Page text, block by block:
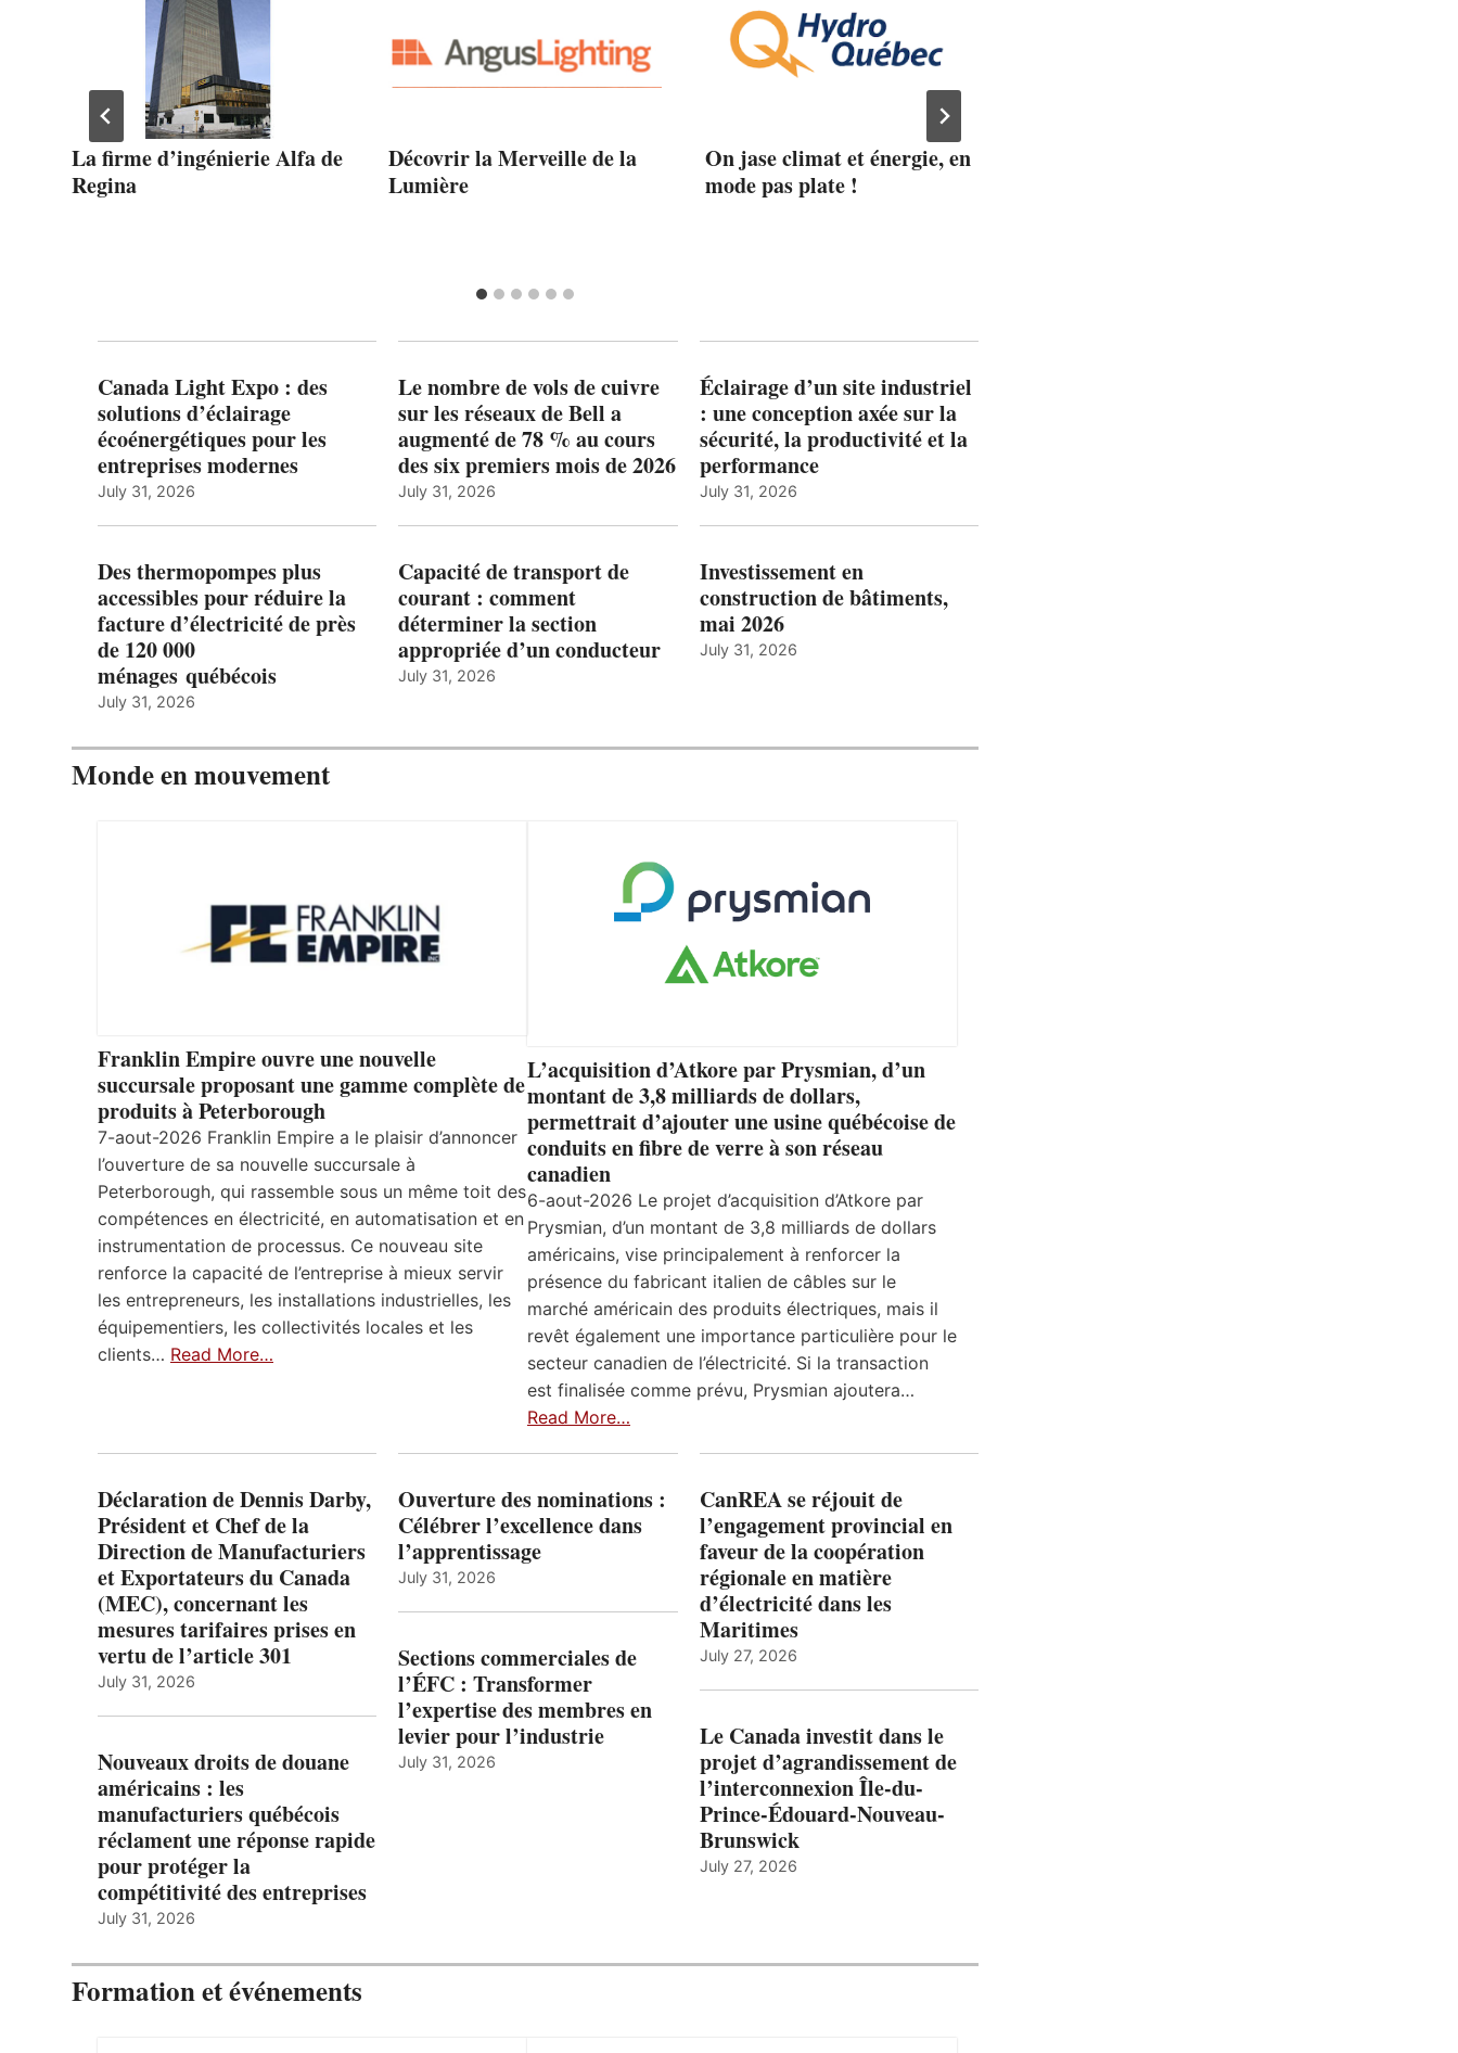
La firme d’ingénierie Alfa de
Regina
Décovrir la Merveille de la
Lumière
On jase climat et énergie, en
mode pas plate !
Canada Light Expo : des
solutions d’éclairage
écoénergétiques pour les
entreprises modernes
July 31, 2026
Des thermopompes plus
accessibles pour réduire la
facture d’électricité de près
de 120 000
ménages québécois
July 31, 2026
Le nombre de vols de cuivre
sur les réseaux de Bell a
augmenté de 78 % au cours
des six premiers mois de 2026
July 31, 2026
Capacité de transport de
courant : comment
déterminer la section
appropriée d’un conducteur
July 31, 2026
Éclairage d’un site industriel
: une conception axée sur la
sécurité, la productivité et la
performance
July 31, 2026
Investissement en
construction de bâtiments,
mai 2026
July 31, 2026
Monde en mouvement
Franklin Empire ouvre une nouvelle
succursale proposant une gamme complète de
produits à Peterborough
7-aout-2026 Franklin Empire a le plaisir d’annoncer
l’ouverture de sa nouvelle succursale à
Peterborough, qui rassemble sous un même toit des
compétences en électricité, en automatisation et en
instrumentation de processus. Ce nouveau site
renforce la capacité de l’entreprise à mieux servir
les entrepreneurs, les installations industrielles, les
équipementiers, les collectivités locales et les
clients… Read More…
L’acquisition d’Atkore par Prysmian, d’un
montant de 3,8 milliards de dollars,
permettrait d’ajouter une usine québécoise de
conduits en fibre de verre à son réseau
canadien
6-aout-2026 Le projet d’acquisition d’Atkore par
Prysmian, d’un montant de 3,8 milliards de dollars
américains, vise principalement à renforcer la
présence du fabricant italien de câbles sur le
marché américain des produits électriques, mais il
revêt également une importance particulière pour le
secteur canadien de l’électricité. Si la transaction
est finalisée comme prévu, Prysmian ajoutera…
Read More…
Déclaration de Dennis Darby,
Président et Chef de la
Direction de Manufacturiers
et Exportateurs du Canada
(MEC), concernant les
mesures tarifaires prises en
vertu de l’article 301
July 31, 2026
Nouveaux droits de douane
américains : les
manufacturiers québécois
réclament une réponse rapide
pour protéger la
compétitivité des entreprises
July 31, 2026
Ouverture des nominations :
Célébrer l’excellence dans
l’apprentissage
July 31, 2026
Sections commerciales de
l’ÉFC : Transformer
l’expertise des membres en
levier pour l’industrie
July 31, 2026
CanREA se réjouit de
l’engagement provincial en
faveur de la coopération
régionale en matière
d’électricité dans les
Maritimes
July 27, 2026
Le Canada investit dans le
projet d’agrandissement de
l’interconnexion Île-du-
Prince-Édouard-Nouveau-
Brunswick
July 27, 2026
Formation et événements